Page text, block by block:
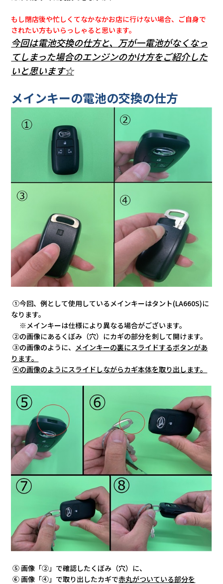
もし閉店後や忙しくてなかなかお店に行けない場合、ご自身で
されたい方もいらっしゃると思います。
今回は電池交換の仕方と、万が一電池がなくなっ
てしまった場合のエンジンのかけ方をご紹介した
いと思います☆
メインキーの電池の交換の仕方
①今回、例として使用しているメインキーはタント(LA660S)に
なります。
※メインキーは仕様により異なる場合がございます。
②の画像にあるくぼみ（穴）にカギの部分を刺して開けます。
③の画像のように、 メインキーの裏にスライドするボタンがあ
ります。
④の画像のようにスライドしながらカギ本体を取り出します。
⑤ 画像「②」で確認したくぼみ（穴）に、
⑥ 画像「④」で取り出したカギで赤丸がついている部分を